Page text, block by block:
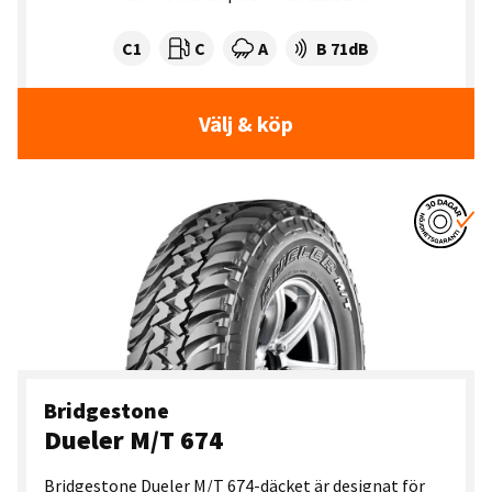
Tyre class:
C1 Rullmotstånd:
C Våtgrepp:
A Ljudnivå dB:
B 71dB
Välj & köp
Bridgestone
Dueler M/T 674
Bridgestone Dueler M/T 674-däcket är designat för